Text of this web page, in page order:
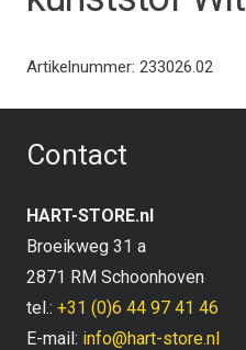
Artikelnummer: 233026.02
Contact
HART-STORE.nl
Broeikweg 31 a
2871 RM Schoonhoven
tel.: +31 (0)6 44 97 41 46
E-mail: info@hart-store.nl